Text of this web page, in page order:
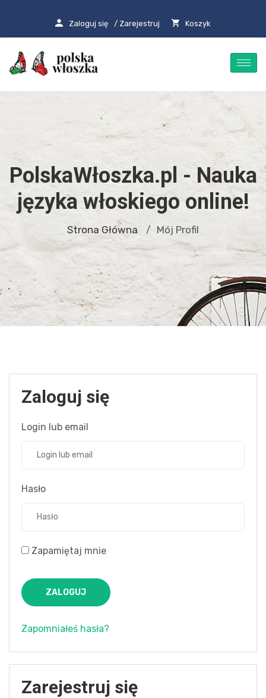
Zaloguj się / Zarejestruj Koszyk
PolskaWłoszka.pl - Nauka
języka włoskiego online!
Strona Główna / Mój Profil
Zaloguj się
Login lub email
Hasło
Zapamiętaj mnie
ZALOGUJ
Zapomniałeś hasła?
Zarejestruj się